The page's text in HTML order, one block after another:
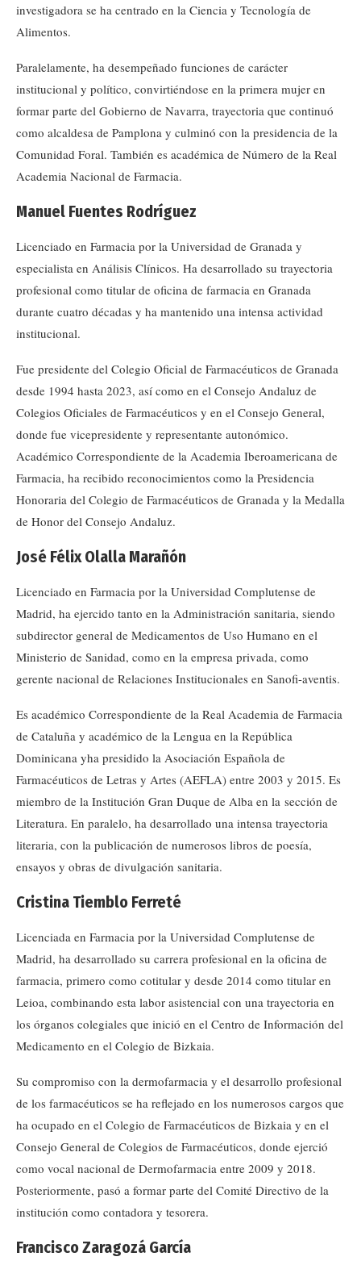
investigadora se ha centrado en la Ciencia y Tecnología de
Alimentos.
Paralelamente, ha desempeñado funciones de carácter
institucional y político, convirtiéndose en la primera mujer en
formar parte del Gobierno de Navarra, trayectoria que continuó
como alcaldesa de Pamplona y culminó con la presidencia de la
Comunidad Foral. También es académica de Número de la Real
Academia Nacional de Farmacia.
Manuel Fuentes Rodríguez
Licenciado en Farmacia por la Universidad de Granada y
especialista en Análisis Clínicos. Ha desarrollado su trayectoria
profesional como titular de oficina de farmacia en Granada
durante cuatro décadas y ha mantenido una intensa actividad
institucional.
Fue presidente del Colegio Oficial de Farmacéuticos de Granada
desde 1994 hasta 2023, así como en el Consejo Andaluz de
Colegios Oficiales de Farmacéuticos y en el Consejo General,
donde fue vicepresidente y representante autonómico.
Académico Correspondiente de la Academia Iberoamericana de
Farmacia, ha recibido reconocimientos como la Presidencia
Honoraria del Colegio de Farmacéuticos de Granada y la Medalla
de Honor del Consejo Andaluz.
José Félix Olalla Marañón
Licenciado en Farmacia por la Universidad Complutense de
Madrid, ha ejercido tanto en la Administración sanitaria, siendo
subdirector general de Medicamentos de Uso Humano en el
Ministerio de Sanidad, como en la empresa privada, como
gerente nacional de Relaciones Institucionales en Sanofi-aventis.
Es académico Correspondiente de la Real Academia de Farmacia
de Cataluña y académico de la Lengua en la República
Dominicana yha presidido la Asociación Española de
Farmacéuticos de Letras y Artes (AEFLA) entre 2003 y 2015. Es
miembro de la Institución Gran Duque de Alba en la sección de
Literatura. En paralelo, ha desarrollado una intensa trayectoria
literaria, con la publicación de numerosos libros de poesía,
ensayos y obras de divulgación sanitaria.
Cristina Tiemblo Ferreté
Licenciada en Farmacia por la Universidad Complutense de
Madrid, ha desarrollado su carrera profesional en la oficina de
farmacia, primero como cotitular y desde 2014 como titular en
Leioa, combinando esta labor asistencial con una trayectoria en
los órganos colegiales que inició en el Centro de Información del
Medicamento en el Colegio de Bizkaia.
Su compromiso con la dermofarmacia y el desarrollo profesional
de los farmacéuticos se ha reflejado en los numerosos cargos que
ha ocupado en el Colegio de Farmacéuticos de Bizkaia y en el
Consejo General de Colegios de Farmacéuticos, donde ejerció
como vocal nacional de Dermofarmacia entre 2009 y 2018.
Posteriormente, pasó a formar parte del Comité Directivo de la
institución como contadora y tesorera.
Francisco Zaragozá García